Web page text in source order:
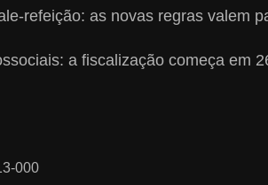
refeição: as novas regras valem
a fiscalização começa em
000